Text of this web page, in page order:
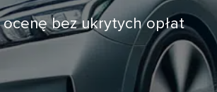
bez ukrytych opłat